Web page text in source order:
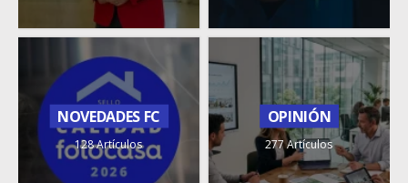
NOVEDADES FC
128 Artículos
OPINIÓN
277 Artículos